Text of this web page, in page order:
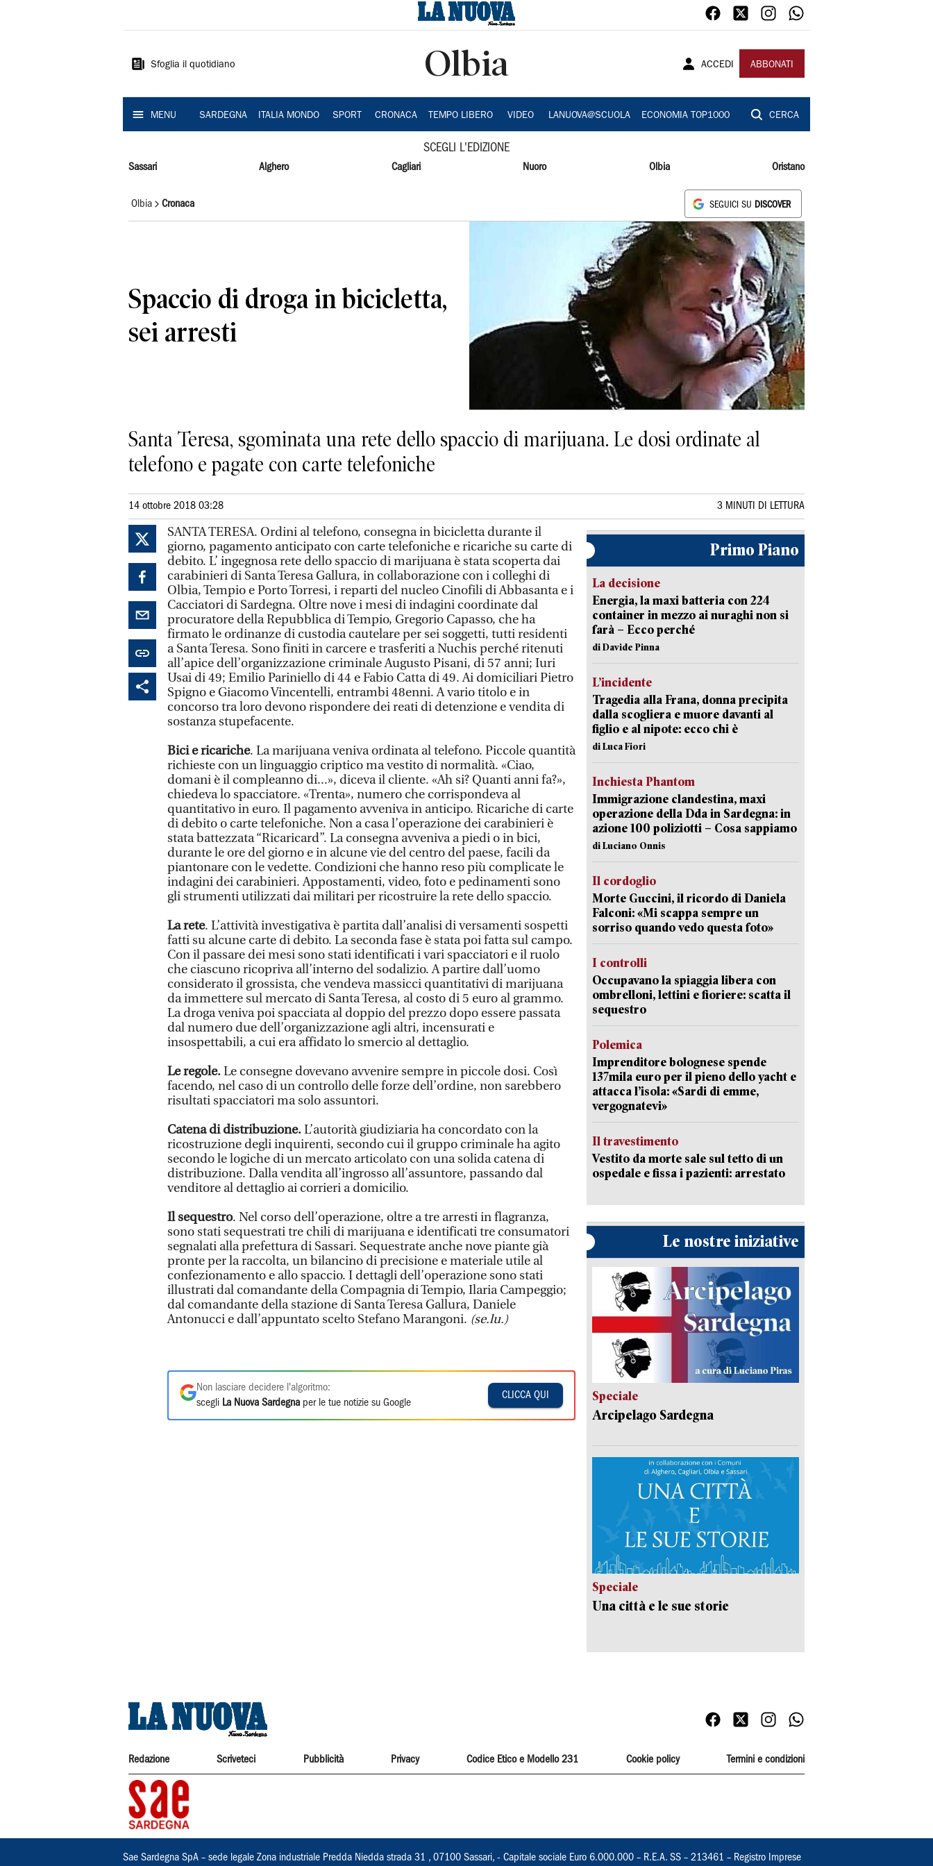
Sardegna
Sfoglia il quotidiano Olbia ACCEDI ABBONATI
MENU SARDEGNA ITALIA MONDO SPORT CRONACA TEMPO LIBERO VIDEO LANUOVA@SCUOLA ECONOMIA TOP1000 CERCA
SCEGLI L'EDIZIONE
Sassari Alghero Cagliari Nuoro Olbia Oristano
Olbia Cronaca SEGUICI SU DISCOVER
Spaccio di droga in bicicletta,
sei arresti
Santa Teresa, sgominata una rete dello spaccio di marijuana. Le dosi ordinate al
telefono e pagate con carte telefoniche
14 ottobre 2018 03:28 3 MINUTI DI LETTURA
SANTA TERESA. Ordini al telefono, consegna in bicicletta durante il
giorno, pagamento anticipato con carte telefoniche e ricariche su carte di
debito. L’ ingegnosa rete dello spaccio di marijuana è stata scoperta dai
carabinieri di Santa Teresa Gallura, in collaborazione con i colleghi di
Olbia, Tempio e Porto Torresi, i reparti del nucleo Cinofili di Abbasanta e i
Cacciatori di Sardegna. Oltre nove i mesi di indagini coordinate dal
procuratore della Repubblica di Tempio, Gregorio Capasso, che ha
firmato le ordinanze di custodia cautelare per sei soggetti, tutti residenti
a Santa Teresa. Sono finiti in carcere e trasferiti a Nuchis perché ritenuti
all’apice dell’organizzazione criminale Augusto Pisani, di 57 anni; Iuri
Usai di 49; Emilio Pariniello di 44 e Fabio Catta di 49. Ai domiciliari Pietro
Spigno e Giacomo Vincentelli, entrambi 48enni. A vario titolo e in
concorso tra loro devono rispondere dei reati di detenzione e vendita di
sostanza stupefacente.
Bici e ricariche. La marijuana veniva ordinata al telefono. Piccole quantità
richieste con un linguaggio criptico ma vestito di normalità. «Ciao,
domani è il compleanno di...», diceva il cliente. «Ah si? Quanti anni fa?»,
chiedeva lo spacciatore. «Trenta», numero che corrispondeva al
quantitativo in euro. Il pagamento avveniva in anticipo. Ricariche di carte
di debito o carte telefoniche. Non a casa l’operazione dei carabinieri è
stata battezzata “Ricaricard”. La consegna avveniva a piedi o in bici,
durante le ore del giorno e in alcune vie del centro del paese, facili da
piantonare con le vedette. Condizioni che hanno reso più complicate le
indagini dei carabinieri. Appostamenti, video, foto e pedinamenti sono
gli strumenti utilizzati dai militari per ricostruire la rete dello spaccio.
La rete. L’attività investigativa è partita dall’analisi di versamenti sospetti
fatti su alcune carte di debito. La seconda fase è stata poi fatta sul campo.
Con il passare dei mesi sono stati identificati i vari spacciatori e il ruolo
che ciascuno ricopriva all’interno del sodalizio. A partire dall’uomo
considerato il grossista, che vendeva massicci quantitativi di marijuana
da immettere sul mercato di Santa Teresa, al costo di 5 euro al grammo.
La droga veniva poi spacciata al doppio del prezzo dopo essere passata
dal numero due dell’organizzazione agli altri, incensurati e
insospettabili, a cui era affidato lo smercio al dettaglio.
Le regole.Le consegne dovevano avvenire sempre in piccole dosi. Così
facendo, nel caso di un controllo delle forze dell’ordine, non sarebbero
risultati spacciatori ma solo assuntori.
Catena di distribuzione.L’autorità giudiziaria ha concordato con la
ricostruzione degli inquirenti, secondo cui il gruppo criminale ha agito
secondo le logiche di un mercato articolato con una solida catena di
distribuzione. Dalla vendita all’ingrosso all’assuntore, passando dal
venditore al dettaglio ai corrieri a domicilio.
Il sequestro. Nel corso dell’operazione, oltre a tre arresti in flagranza,
sono stati sequestrati tre chili di marijuana e identificati tre consumatori
segnalati alla prefettura di Sassari. Sequestrate anche nove piante già
pronte per la raccolta, un bilancino di precisione e materiale utile al
confezionamento e allo spaccio. I dettagli dell’operazione sono stati
illustrati dal comandante della Compagnia di Tempio, Ilaria Campeggio;
dal comandante della stazione di Santa Teresa Gallura, Daniele
Antonucci e dall’appuntato scelto Stefano Marangoni. (se.lu.)
Non lasciare decidere l'algoritmo:
scegli La Nuova Sardegna per le tue notizie su Google
CLICCA QUI
Primo Piano
La decisione
Energia, la maxi batteria con 224
container in mezzo ai nuraghi non si
farà – Ecco perché
di Davide Pinna
L’incidente
Tragedia alla Frana, donna precipita
dalla scogliera e muore davanti al
figlio e al nipote: ecco chi è
di Luca Fiori
Inchiesta Phantom
Immigrazione clandestina, maxi
operazione della Dda in Sardegna: in
azione 100 poliziotti – Cosa sappiamo
di Luciano Onnis
Il cordoglio
Morte Guccini, il ricordo di Daniela
Falconi: «Mi scappa sempre un
sorriso quando vedo questa foto»
I controlli
Occupavano la spiaggia libera con
ombrelloni, lettini e fioriere: scatta il
sequestro
Polemica
Imprenditore bolognese spende
137mila euro per il pieno dello yacht e
attacca l’isola: «Sardi di emme,
vergognatevi»
Il travestimento
Vestito da morte sale sul tetto di un
ospedale e fissa i pazienti: arrestato
Le nostre iniziative
Speciale
Arcipelago Sardegna
Speciale
Una città e le sue storie
Redazione Scriveteci Pubblicità Privacy Codice Etico e Modello 231 Cookie policy Termini e condizioni
Sae Sardegna SpA – sede legale Zona industriale Predda Niedda strada 31 , 07100 Sassari, - Capitale sociale Euro 6.000.000 – R.E.A. SS – 213461 – Registro Imprese